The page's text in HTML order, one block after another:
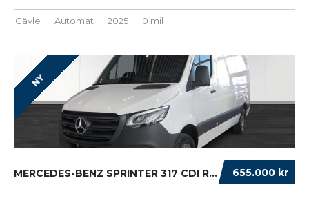
Gävle Automat 2025 0 mil
NY
655.000 kr
MERCEDES-BENZ SPRINTER 317 CDI RWD SKÅPBIL ...